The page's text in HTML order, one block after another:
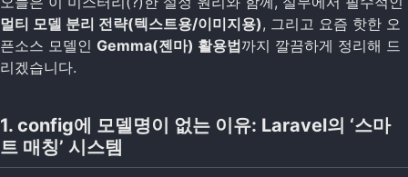
멀티 모델 분리 전략(텍스트용/이미지용), 그리고 요즘 핫한 오
픈소스 모델인 Gemma(젠마) 활용법까지 깔끔하게 정리해 드
리겠습니다.
1. config에 모델명이 없는 이유: Laravel의 ‘스마
트 매칭’ 시스템